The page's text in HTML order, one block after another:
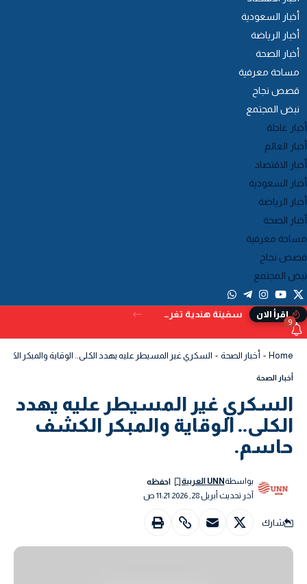
أخبار السعودية
أخبار الرياضة
أخبار الصحة
مساحة معرفية
قصص نجاح
نبض المجتمع
عاجلة
العالم
الاقتصاد
السعودية
الرياضة
الصحة
معرفية
نجاح
المجتمع
إقرأ الان سفينة هندية تغرق قبالة سواحل اليمن بعد تعرضها للإصابة بمقذوف
9
Home أخبار الصحة السكري غير المسيطر عليه يهدد الكلى.. الوقاية والمبكر
أخبار الصحة
السكري غير المسيطر عليه يهدد
الكلى.. الوقاية والمبكر الكشف
حاسم.
آخر تحديث أبريل 28, 2026 11:21 ص
بواسطةUNN العربية
شارك